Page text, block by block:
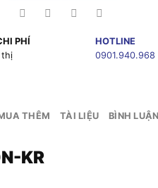
PHÍ
thị
HOTLINE
0901.940.968
THÊM TÀI LIỆU BÌNH
KR